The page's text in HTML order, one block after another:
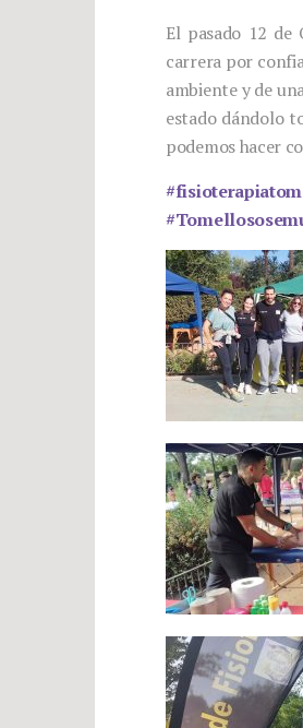
El pasado 12 de
carrera por
ambiente y de
estado dándolo
podemos hacer